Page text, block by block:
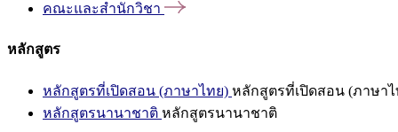
คณะและสำนักวิชา
หลักสูตร
หลักสูตรที่เปิดสอน (ภาษาไทย) หลักสูตรที่เปิดสอน (ภาษาไ
หลักสูตรนานาชาติ หลักสูตรนานาชาติ